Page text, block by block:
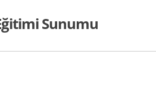
Sunumu